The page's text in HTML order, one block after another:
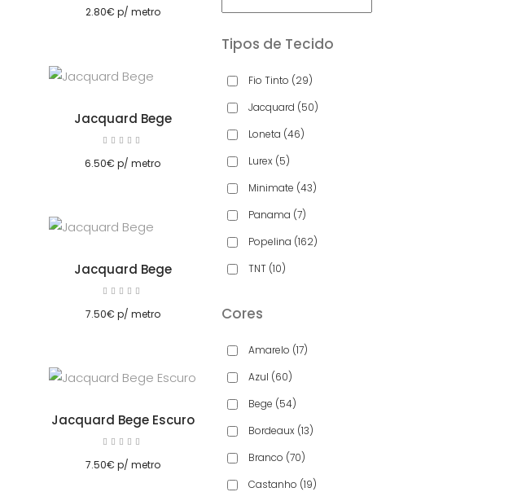
de 5
2.80€ p/ metro
Jacquard Bege
de 5
6.50€ p/ metro
Jacquard Bege
de 5
7.50€ p/ metro
Jacquard Bege Escuro
de 5
7.50€ p/ metro
Tipos de Tecido
Fio Tinto (29)
Jacquard (50)
Loneta (46)
Lurex (5)
Minimate (43)
Panama (7)
Popelina (162)
TNT (10)
Cores
Amarelo (17)
Azul (60)
Bege (54)
Bordeaux (13)
Branco (70)
Castanho (19)